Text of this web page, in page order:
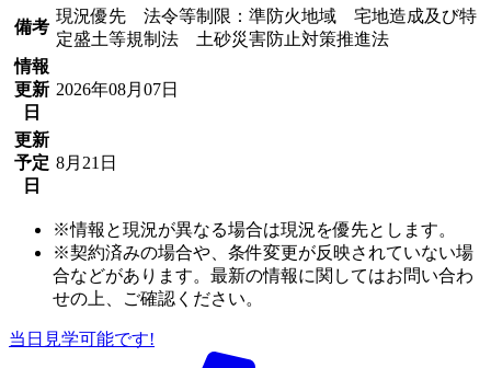
備考
現況優先 法令等制限：準防火地域 宅地造成及び特
定盛土等規制法 土砂災害防止対策推進法
情報
更新
日
2026年08月07日
更新
予定
日
8月21日
※情報と現況が異なる場合は現況を優先とします。
※契約済みの場合や、条件変更が反映されていない場
合などがあります。最新の情報に関してはお問い合わ
せの上、ご確認ください。
当日見学可能です!